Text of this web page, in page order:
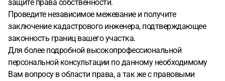
защите права собственности.
Проведите независимое межевание и получите
заключение кадастрового инженера, подтверждающее
законность границ вашего участка.
Для более подробной высокопрофессиональной
персональной консультации по данному необходимому
Вам вопросу в области права, а так же с правовыми